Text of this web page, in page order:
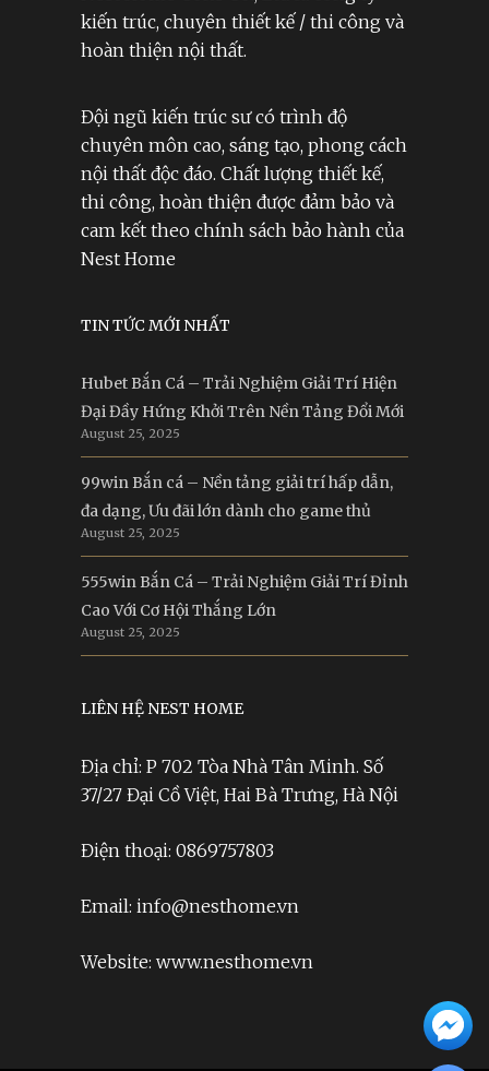
kiến trúc, chuyên thiết kế / thi công và
hoàn thiện nội thất.
Đội ngũ kiến trúc sư có trình độ
chuyên môn cao, sáng tạo, phong cách
nội thất độc đáo. Chất lượng thiết kế,
thi công, hoàn thiện được đảm bảo và
cam kết theo chính sách bảo hành của
Nest Home
TIN TỨC MỚI NHẤT
Hubet Bắn Cá – Trải Nghiệm Giải Trí Hiện
Đại Đầy Hứng Khởi Trên Nền Tảng Đổi Mới
August 25, 2025
99win Bắn cá – Nền tảng giải trí hấp dẫn,
đa dạng, Ưu đãi lớn dành cho game thủ
August 25, 2025
555win Bắn Cá – Trải Nghiệm Giải Trí Đỉnh
Cao Với Cơ Hội Thắng Lớn
August 25, 2025
LIÊN HỆ NEST HOME
Địa chỉ: P 702 Tòa Nhà Tân Minh. Số
37/27 Đại Cồ Việt, Hai Bà Trưng, Hà Nội
Điện thoại: 0869757803
Email: info@nesthome.vn
Website: www.nesthome.vn